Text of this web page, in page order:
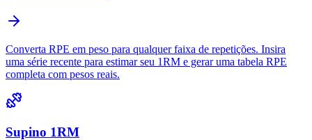
Converta RPE em peso para qualquer faixa de repetições. Insira
uma série recente para estimar seu 1RM e gerar uma tabela RPE
completa com pesos reais.
Supino 1RM